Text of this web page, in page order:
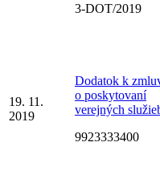
3-DOT/2019
19. 11.
2019
Dodatok k
o poskytovaní
verejných
9923333400